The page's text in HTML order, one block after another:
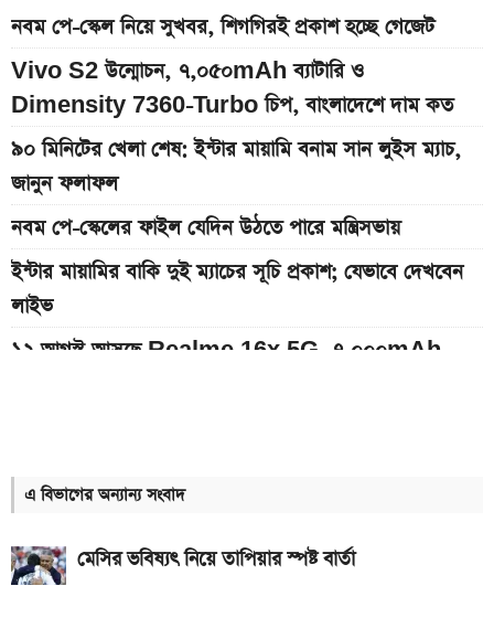
নবম পে-স্কেল নিয়ে সুখবর, শিগগিরই প্রকাশ হচ্ছে গেজেট
Vivo S2 উন্মোচন, ৭,০৫০mAh ব্যাটারি ও
Dimensity 7360-Turbo চিপ, বাংলাদেশে দাম কত
৯০ মিনিটের খেলা শেষ: ইন্টার মায়ামি বনাম সান লুইস ম্যাচ,
জানুন ফলাফল
নবম পে-স্কেলের ফাইল যেদিন উঠতে পারে মন্ত্রিসভায়
ইন্টার মায়ামির বাকি দুই ম্যাচের সূচি প্রকাশ; যেভাবে দেখবেন
লাইভ
১২ আগস্ট আসছে Realme 16x 5G, ৭,০০০mAh
আজকের সকল দেশের টাকার রেট: ০৭ আগস্ট ২০২৬
এসএসসি ও সমমানের ফল কবে জানাল শিক্ষা বোর্ড
এ বিভাগের অন্যান্য সংবাদ
মেসির ভবিষ্যৎ নিয়ে তাপিয়ার স্পষ্ট বার্তা